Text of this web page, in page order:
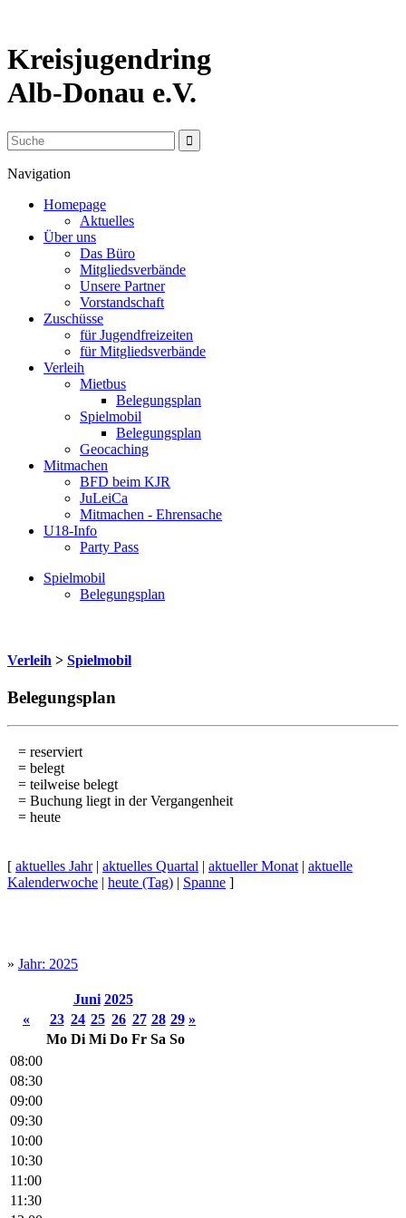
Kreisjugendring
Alb-Donau e.V.
Navigation
Homepage
Aktuelles
Über uns
Das Büro
Mitgliedsverbände
Unsere Partner
Vorstandschaft
Zuschüsse
für Jugendfreizeiten
für Mitgliedsverbände
Verleih
Mietbus
Belegungsplan
Spielmobil
Belegungsplan
Geocaching
Mitmachen
BFD beim KJR
JuLeiCa
Mitmachen - Ehrensache
U18-Info
Party Pass
Spielmobil
Belegungsplan
Verleih > Spielmobil
Belegungsplan
= reserviert
= belegt
= teilweise belegt
= Buchung liegt in der Vergangenheit
= heute
[ aktuelles Jahr| aktuelles Quartal | aktueller Monat | aktuelle
Kalenderwoche | heute (Tag) | Spanne ]
» Jahr: 2025
Juni 2025
«
23 24 25 26 27 28 29 »
Mo Di Mi Do Fr Sa So
08:00
08:30
09:00
09:30
10:00
10:30
11:00
11:30